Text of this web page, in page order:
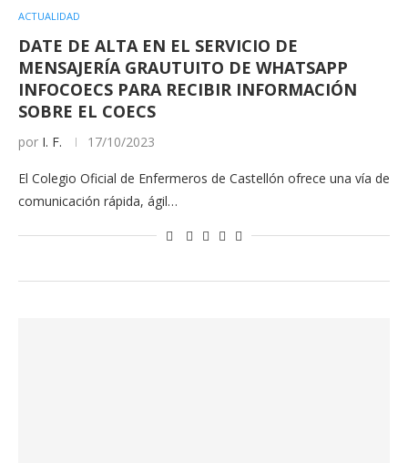
ACTUALIDAD
DATE DE ALTA EN EL SERVICIO DE
MENSAJERÍA GRAUTUITO DE WHATSAPP
INFOCOECS PARA RECIBIR INFORMACIÓN
SOBRE EL COECS
por I. F. 17/10/2023
El Colegio Oficial de Enfermeros de Castellón ofrece una vía de
comunicación rápida, ágil…